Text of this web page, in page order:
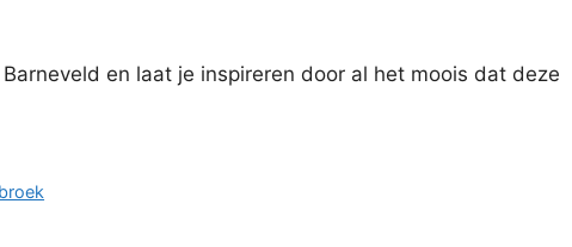
en laat je inspireren door al het moois dat deze